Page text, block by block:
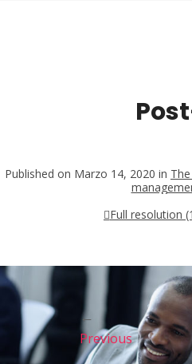
Published on Marzo 14, 2020 in
Full resolution
←
Previous